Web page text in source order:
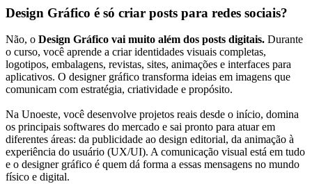
Design Gráfico é só criar posts para redes sociais?
Não, o Design Gráfico vai muito além dos posts digitais. Durante
o curso, você aprende a criar identidades visuais completas,
logotipos, embalagens, revistas, sites, animações e interfaces para
aplicativos. O designer gráfico transforma ideias em imagens que
comunicam com estratégia, criatividade e propósito.
Na Unoeste, você desenvolve projetos reais desde o início, domina
os principais softwares do mercado e sai pronto para atuar em
diferentes áreas: da publicidade ao design editorial, da animação à
experiência do usuário (UX/UI). A comunicação visual está em tudo
e o designer gráfico é quem dá forma a essas mensagens no mundo
físico e digital.